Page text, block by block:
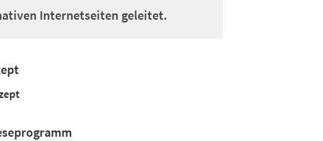
Internetseiten geleitet.